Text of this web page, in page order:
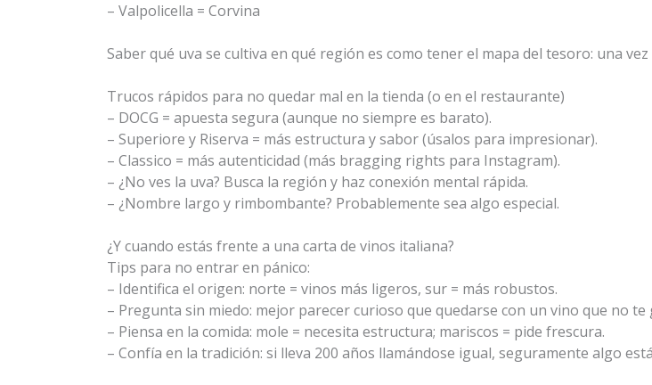
– Valpolicella = Corvina
Saber qué uva se cultiva en qué región es como tener el mapa del tesoro: una
Trucos rápidos para no quedar mal en la tienda (o en el restaurante)
– DOCG = apuesta segura (aunque no siempre es barato).
– Superiore y Riserva = más estructura y sabor (úsalos para impresionar).
– Classico = más autenticidad (más bragging rights para Instagram).
– ¿No ves la uva? Busca la región y haz conexión mental rápida.
– ¿Nombre largo y rimbombante? Probablemente sea algo especial.
¿Y cuando estás frente a una carta de vinos italiana?
Tips para no entrar en pánico:
– Identifica el origen: norte = vinos más ligeros, sur = más robustos.
– Pregunta sin miedo: mejor parecer curioso que quedarse con un vino que no te
– Piensa en la comida: mole = necesita estructura; mariscos = pide frescura.
– Confía en la tradición: si lleva 200 años llamándose igual, seguramente algo